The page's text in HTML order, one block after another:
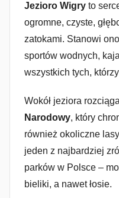
Jezioro Wigry to
ogromne, czyste,
zatokami. Stanowi
sportów wodnych,
wszystkich tych,
Wokół jeziora
Narodowy, który
również okoliczne
jeden z najbardziej
parków w Polsce –
bieliki, a nawet łosie.